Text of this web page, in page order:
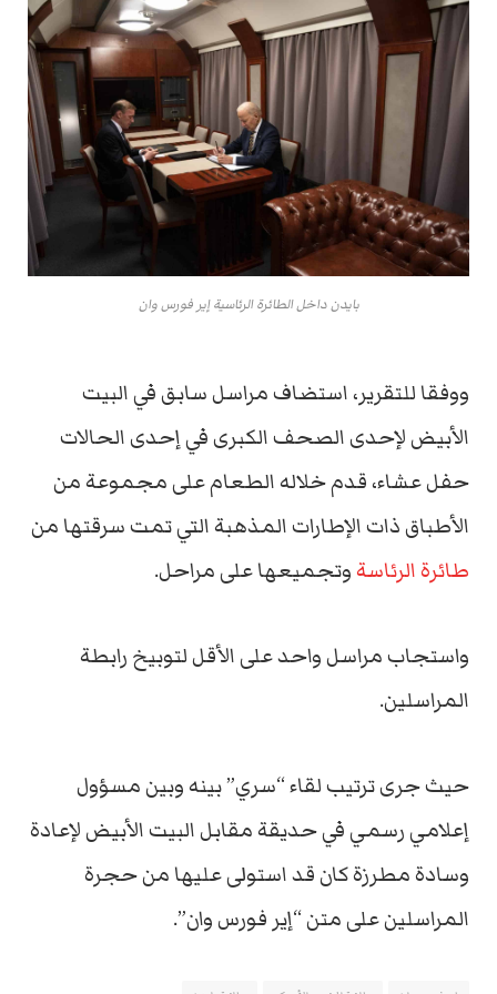
بايدن داخل الطائرة الرئاسية إير فورس وان
ووفقا للتقرير، استضاف مراسل سابق في البيت
الأبيض لإحدى الصحف الكبرى في إحدى الحالات
حفل عشاء، قدم خلاله الطعام على مجموعة من
الأطباق ذات الإطارات المذهبة التي تمت سرقتها من
طائرة الرئاسةوتجميعها على مراحل.
واستجاب مراسل واحد على الأقل لتوبيخ رابطة
المراسلين.
حيث جرى ترتيب لقاء “سري” بينه وبين مسؤول
إعلامي رسمي في حديقة مقابل البيت الأبيض لإعادة
وسادة مطرزة كان قد استولى عليها من حجرة
المراسلين على متن “إير فورس وان”.